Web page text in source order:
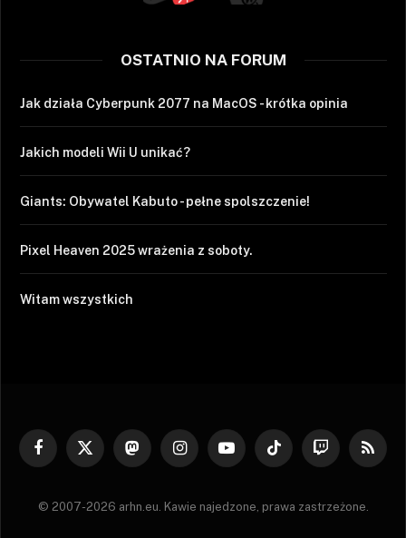
OSTATNIO NA FORUM
Jak działa Cyberpunk 2077 na MacOS - krótka opinia
Jakich modeli Wii U unikać?
Giants: Obywatel Kabuto - pełne spolszczenie!
Pixel Heaven 2025 wrażenia z soboty.
Witam wszystkich
Facebook
X
MastodonInstagramYouTubeTikTok Twitch RSS
© 2007-2026 arhn.eu. Kawie najedzone, prawa zastrzeżone.